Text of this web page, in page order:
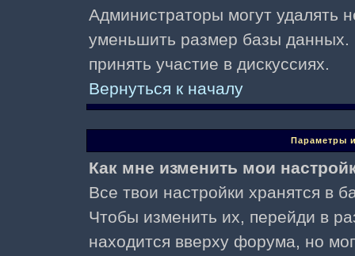
Администраторы могут удалять
уменьшить размер базы данных.
принять участие в дискуссиях.
Вернуться к началу
Параметры
Как мне изменить мои
Все твои настройки хранятся в
Чтобы изменить их, перейди в
находится вверху форума, но